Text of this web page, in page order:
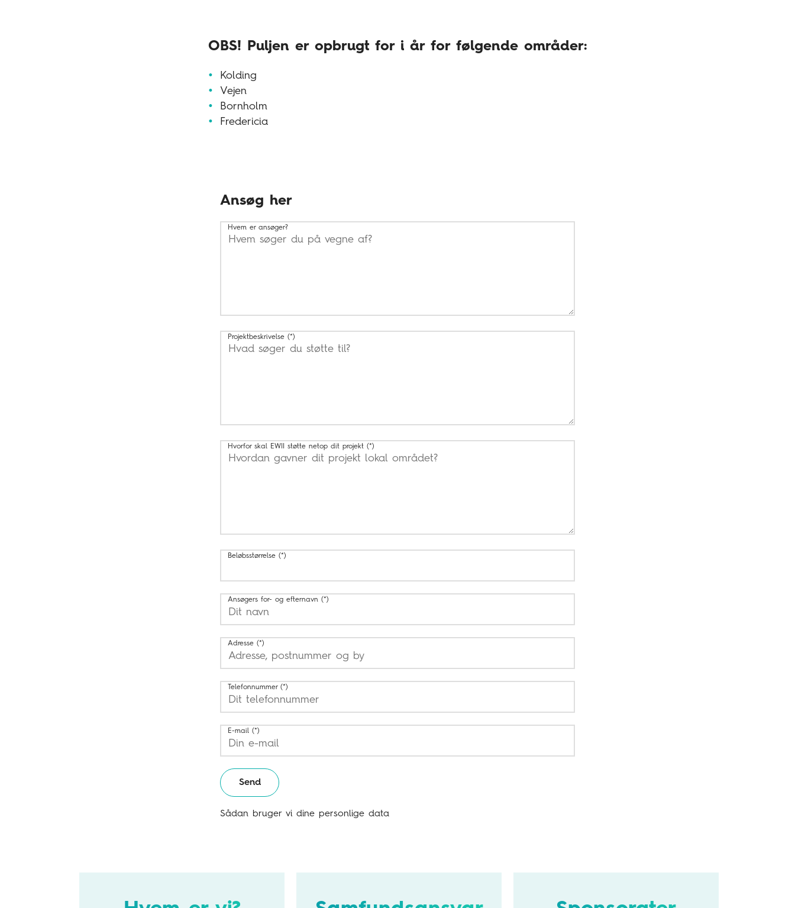
OBS! Puljen er opbrugt for i år for følgende områder:
Kolding
Vejen
Bornholm
Fredericia
Ansøg her
Hvem er ansøger?
Projektbeskrivelse
Hvorfor skal EWII støtte netop dit projekt
Beløbsstørrelse
Ansøgers for- og efternavn
Adresse
Telefonnummer
E-mail
Send
Sådan bruger vi dine personlige data